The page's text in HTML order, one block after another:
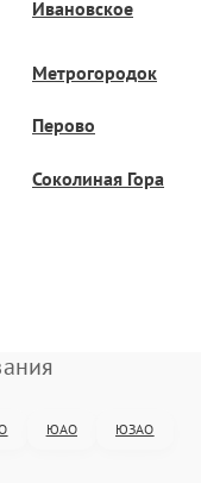
Ивановское
Метрогородок
Перово
Соколиная Гора
ЮАО ЮЗАО